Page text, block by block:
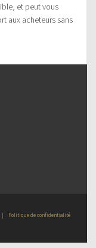
et peut vous
aux acheteurs sans
| Politique de confidentialité